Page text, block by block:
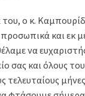
ο κ.
και εκ
να
σας και όλους
τελευταίους